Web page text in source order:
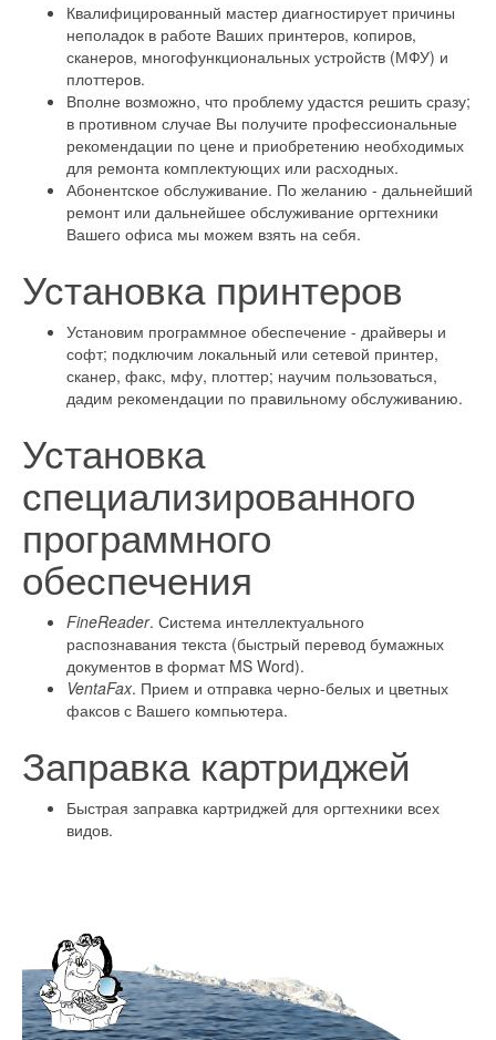
Квалифицированный мастер диагностирует причины
неполадок в работе Ваших принтеров, копиров,
сканеров, многофункциональных устройств (МФУ) и
плоттеров.
Вполне возможно, что проблему удастся решить сразу;
в противном случае Вы получите профессиональные
рекомендации по цене и приобретению необходимых
для ремонта комплектующих или расходных.
Абонентское обслуживание. По желанию - дальнейший
ремонт или дальнейшее обслуживание оргтехники
Вашего офиса мы можем взять на себя.
Установка принтеров
Установим программное обеспечение - драйверы и
софт; подключим локальный или сетевой принтер,
сканер, факс, мфу, плоттер; научим пользоваться,
дадим рекомендации по правильному обслуживанию.
Установка
специализированного
программного
обеспечения
FineReader. Система интеллектуального
распознавания текста (быстрый перевод бумажных
документов в формат MS Word).
VentaFax. Прием и отправка черно-белых и цветных
факсов с Вашего компьютера.
Заправка картриджей
Быстрая заправка картриджей для оргтехники всех
видов.